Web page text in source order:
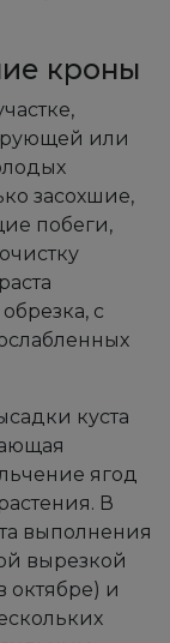
кроны
или
засохшие,
побеги,
с
куста
ягод
В
выполнения
вырезкой
октябре) и